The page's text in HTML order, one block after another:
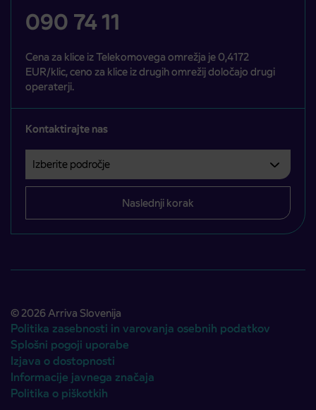
090 74 11
Cena za klice iz Telekomovega omrežja je 0,4172
EUR/klic, ceno za klice iz drugih omrežij določajo drugi
operaterji.
Kontaktirajte nas
Izberite področje
Področje je obvezno izbrati.
Naslednji korak
© 2026 Arriva Slovenija
Politika zasebnosti in varovanja osebnih podatkov
Splošni pogoji uporabe
Izjava o dostopnosti
Informacije javnega značaja
Politika o piškotkih